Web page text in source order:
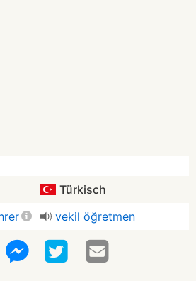
Türkisch
vekil öğretmen